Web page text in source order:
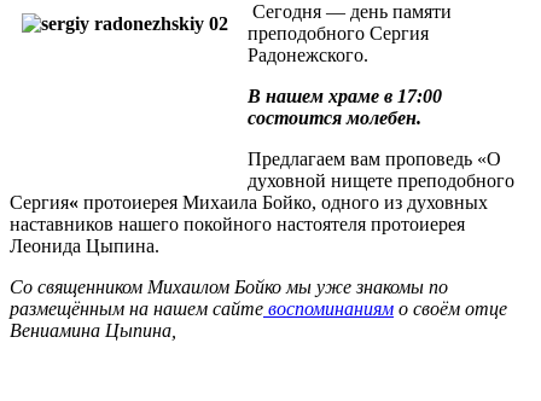
Сегодня — день памяти
преподобного Сергия
Радонежского.
В нашем храме в 17:00
состоится молебен.
Предлагаем вам проповедь «О
духовной нищете преподобного
Сергия« протоиерея Михаила Бойко, одного из духовных
наставников нашего покойного настоятеля протоиерея
Леонида Цыпина.
Со священником Михаилом Бойко мы уже знакомы по
размещённым на нашем сайте воспоминаниям о своём отце
Вениамина Цыпина,